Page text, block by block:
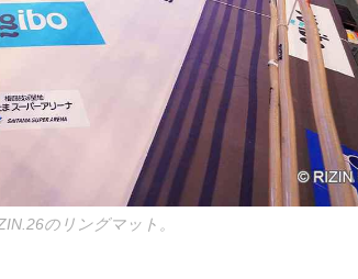
のリングマット。